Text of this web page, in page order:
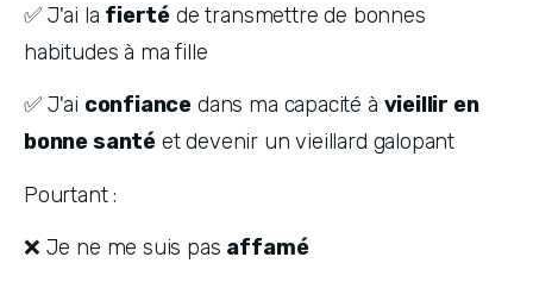
✅ J'ai la fierté de transmettre de bonnes
habitudes à ma fille
✅ J'ai confiance dans ma capacité à vieillir en
bonne santé et devenir un vieillard galopant
Pourtant :
❌ Je ne me suis pas affamé